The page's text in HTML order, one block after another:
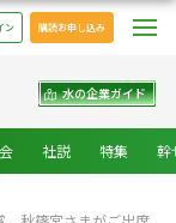
ン 購読お申し込み
水の企業ガイド
社説 特集 幹